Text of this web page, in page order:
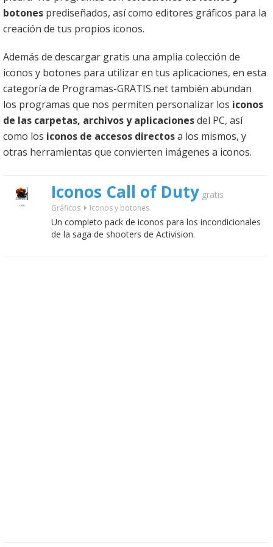
botones prediseñados, así como editores gráficos para la
creación de tus propios iconos.
Además de descargar gratis una amplia colección de
iconos y botones para utilizar en tus aplicaciones, en esta
categoría de Programas-GRATIS.net también abundan
los programas que nos permiten personalizar los iconos
de las carpetas, archivos y aplicacionesdel PC, así
como los iconos de accesos directosa los mismos, y
otras herramientas que convierten imágenes a iconos.
Iconos Call of Duty gratis
Gráficos Iconos y botones
Un completo pack de iconos para los incondicionales
de la saga de shooters de Activision.